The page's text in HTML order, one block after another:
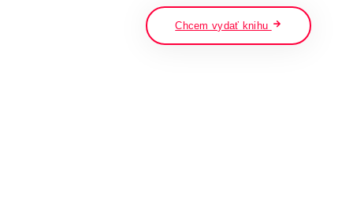
Chcem vydať knihu